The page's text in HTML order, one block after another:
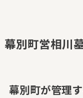
幕別町営相川
幕別町が管理